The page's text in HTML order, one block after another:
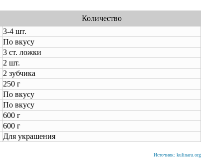
Количество
3-4 шт.
По вкусу
3 ст. ложки
2 шт.
2 зубчика
250 г
По вкусу
По вкусу
600 г
600 г
Для украшения
Источник: kulinaru.org